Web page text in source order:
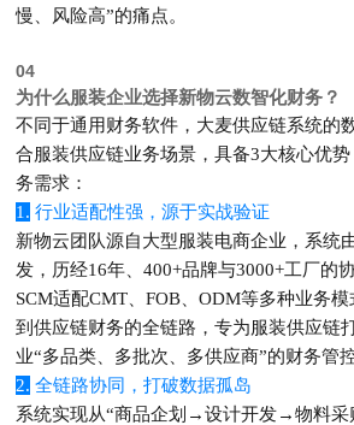
慢、风险高”的痛点。
04
为什么服装企业选择新物云数智化财务？
不同于通用财务软件，大麦供应链系统的
合服装供应链业务场景 ，具备3大核心优
务需求：
1. 行业适配性强，源于实战验证
新物云团队源自大型服装电商企业，系统
发，历经16年、400+品牌与3000+工厂的
SCM适配CMT、FOB 、ODM等多种业务
到供应链财务的全链路，专为服装供应链
业“多品类、多批次、多供应商”的财务管
2. 全链路协同，打破数据孤岛
系统实现从“商品企划→设计开发→物料